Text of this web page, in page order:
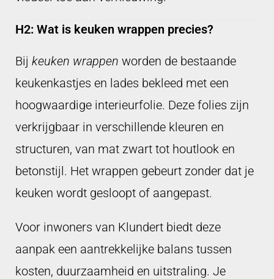
H2: Wat is keuken wrappen precies?
Bij keuken wrappen worden de bestaande
keukenkastjes en lades bekleed met een
hoogwaardige interieurfolie. Deze folies zijn
verkrijgbaar in verschillende kleuren en
structuren, van mat zwart tot houtlook en
betonstijl. Het wrappen gebeurt zonder dat je
keuken wordt gesloopt of aangepast.
Voor inwoners van Klundert biedt deze
aanpak een aantrekkelijke balans tussen
kosten, duurzaamheid en uitstraling. Je